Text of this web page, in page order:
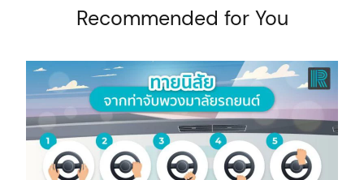
Recommended for You